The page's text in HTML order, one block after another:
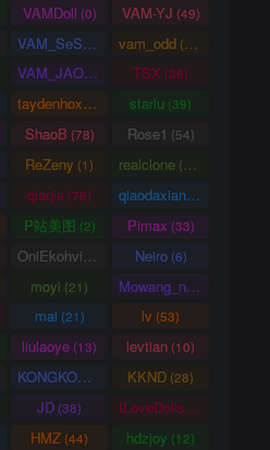
动作合集-永久会员专属
VAMDoll (0) VAM-YJ (49)
VAM_SeSe(10) vam_odd (20)
VAM_JAO
(15) TSX (36)
taydenhoxe(8) starlu (39)
ShaoB (78) Rose1 (54)
ReZeny (1) realclone (70)
qiaqia (76) qiaodaxian
(16)
P站美图 (2) Pimax (33)
Neiro(6)
moyi (21) Mowang_nixi
(38)mai (21) lv (53)
liulaoye (13) levtian (10)
KONGKONG KKND (28)
JD (38) ILoveDolls
(66)
HMZ (44) hdzjoy (12)